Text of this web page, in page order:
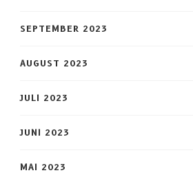
SEPTEMBER 2023
AUGUST 2023
JULI 2023
JUNI 2023
MAI 2023